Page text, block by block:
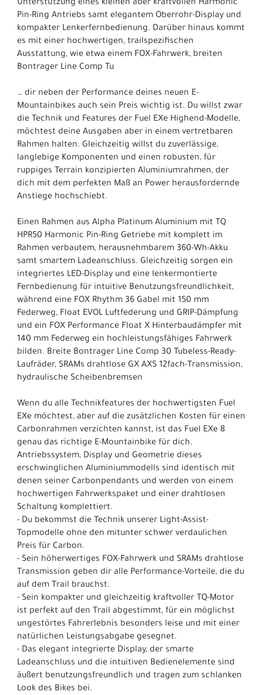
Unterstützung eines kleinen aber kraftvollen Harmonic
Pin-Ring Antriebs samt elegantem Oberrohr-Display und
kompakter Lenkerfernbedienung. Darüber hinaus kommt
es mit einer hochwertigen, trailspezifischen
Ausstattung, wie etwa einem FOX-Fahrwerk, breiten
Bontrager Line Comp Tu
… dir neben der Performance deines neuen E-
Mountainbikes auch sein Preis wichtig ist. Du willst zwar
die Technik und Features der Fuel EXe Highend-Modelle,
möchtest deine Ausgaben aber in einem vertretbaren
Rahmen halten. Gleichzeitig willst du zuverlässige,
langlebige Komponenten und einen robusten, für
ruppiges Terrain konzipierten Aluminiumrahmen, der
dich mit dem perfekten Maß an Power herausfordernde
Anstiege hochschiebt.
Einen Rahmen aus Alpha Platinum Aluminium mit TQ
HPR50 Harmonic Pin-Ring Getriebe mit komplett im
Rahmen verbautem, herausnehmbarem 360-Wh-Akku
samt smartem Ladeanschluss. Gleichzeitig sorgen ein
integriertes LED-Display und eine lenkermontierte
Fernbedienung für intuitive Benutzungsfreundlichkeit,
während eine FOX Rhythm 36 Gabel mit 150 mm
Federweg, Float EVOL Luftfederung und GRIP-Dämpfung
und ein FOX Performance Float X Hinterbaudämpfer mit
140 mm Federweg ein hochleistungsfähiges Fahrwerk
bilden. Breite Bontrager Line Comp 30 Tubeless-Ready-
Laufräder, SRAMs drahtlose GX AXS 12fach-Transmission,
hydraulische Scheibenbremsen
Wenn du alle Technikfeatures der hochwertigsten Fuel
EXe möchtest, aber auf die zusätzlichen Kosten für einen
Carbonrahmen verzichten kannst, ist das Fuel EXe 8
genau das richtige E-Mountainbike für dich.
Antriebssystem, Display und Geometrie dieses
erschwinglichen Aluminiummodells sind identisch mit
denen seiner Carbonpendants und werden von einem
hochwertigen Fahrwerkspaket und einer drahtlosen
Schaltung komplettiert.
- Du bekommst die Technik unserer Light-Assist-
Topmodelle ohne den mitunter schwer verdaulichen
Preis für Carbon.
- Sein höherwertiges FOX-Fahrwerk und SRAMs drahtlose
Transmission geben dir alle Performance-Vorteile, die du
auf dem Trail brauchst.
- Sein kompakter und gleichzeitig kraftvoller TQ-Motor
ist perfekt auf den Trail abgestimmt, für ein möglichst
ungestörtes Fahrerlebnis besonders leise und mit einer
natürlichen Leistungsabgabe gesegnet.
- Das elegant integrierte Display, der smarte
Ladeanschluss und die intuitiven Bedienelemente sind
äußert benutzungsfreundlich und tragen zum schlanken
Look des Bikes bei.